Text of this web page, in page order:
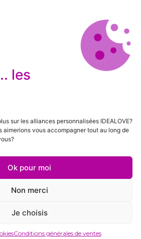
les
sur les alliances personnalisées IDEALOVE?
aimerions vous accompagner tout au long de
Ok pour moi
Non merci
Je choisis
Conditions générales de ventes